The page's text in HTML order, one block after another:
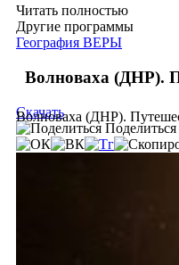
Читать полностью
Другие программы
География ВЕРЫ
Волноваха (ДНР).
Волноваха (ДНР).
Скачать
Поделиться